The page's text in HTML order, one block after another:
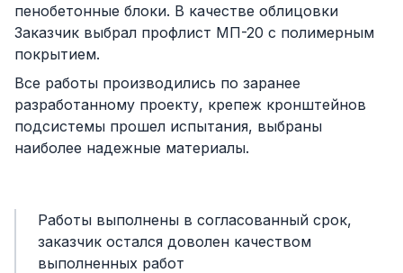
пенобетонные блоки. В качестве облицовки
Заказчик выбрал профлист МП-20 с полимерным
покрытием.
Все работы производились по заранее
разработанному проекту, крепеж кронштейнов
подсистемы прошел испытания, выбраны
наиболее надежные материалы.
Работы выполнены в согласованный срок,
заказчик остался доволен качеством
выполненных работ